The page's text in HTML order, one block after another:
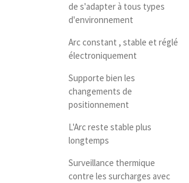
de s'adapter à tous types
d'environnement
Arc constant , stable et réglé
électroniquement
Supporte bien les
changements de
positionnement
L'Arc reste stable plus
longtemps
Surveillance thermique
contre les surcharges avec